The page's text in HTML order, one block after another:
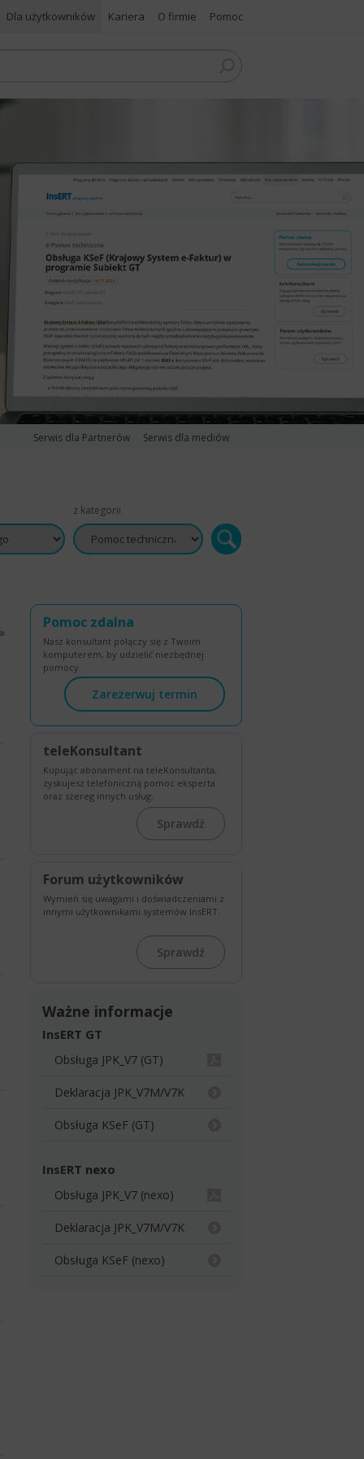
Dla użytkowników Kariera O firmie Pomoc
Serwis dla Partnerów Serwis dla mediów
z kategorii
Pomoc zdalna
Nasz konsultant połączy się z Twoim
komputerem, by udzielić niezbędnej
pomocy.
Zarezerwuj termin
teleKonsultant
Kupując abonament na teleKonsultanta,
zyskujesz telefoniczną pomoc eksperta
oraz szereg innych usług.
Sprawdź
Forum użytkowników
Wymień się uwagami i doświadczeniami z
innymi użytkownikami systemów InsERT.
Sprawdź
Ważne informacje
InsERT GT
Obsługa JPK_V7 (GT)
Deklaracja JPK_V7M/V7K
Obsługa KSeF (GT)
InsERT nexo
Obsługa JPK_V7 (nexo)
Deklaracja JPK_V7M/V7K
Obsługa KSeF (nexo)